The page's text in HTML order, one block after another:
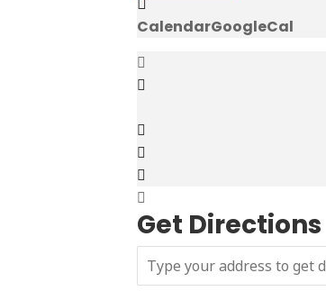
CalendarGoogleCal
Get Directions